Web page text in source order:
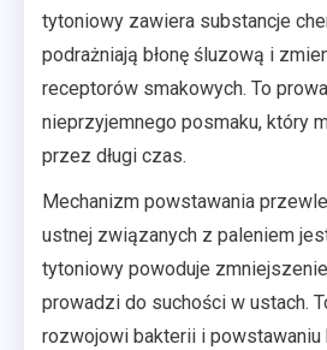
tytoniowy zawiera substancje
podrażniają błonę śluzową i
receptorów smakowych. To
nieprzyjemnego posmaku, który
przez długi czas.
Mechanizm powstawania
ustnej związanych z paleniem
tytoniowy powoduje
prowadzi do suchości w ustach.
rozwojowi bakterii i powstawaniu